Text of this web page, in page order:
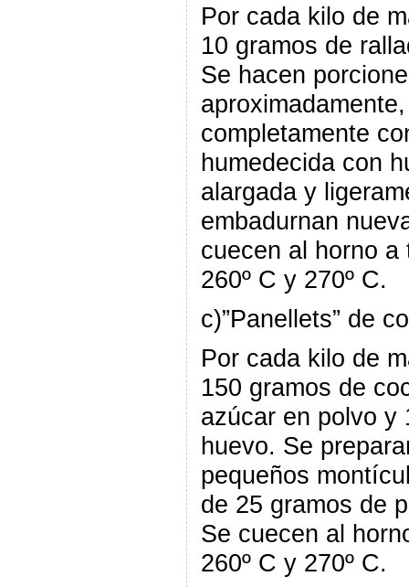
Por cada kilo de
10 gramos de
Se hacen
completamente
humedecida con
alargada y
embadurnan
cuecen al horno a
260º C y 270º C.
c)”Panellets” de
Por cada kilo de
150 gramos de
azúcar en polvo y
huevo. Se
pequeños
de 25 gramos de
Se cuecen al
260º C y 270º C.